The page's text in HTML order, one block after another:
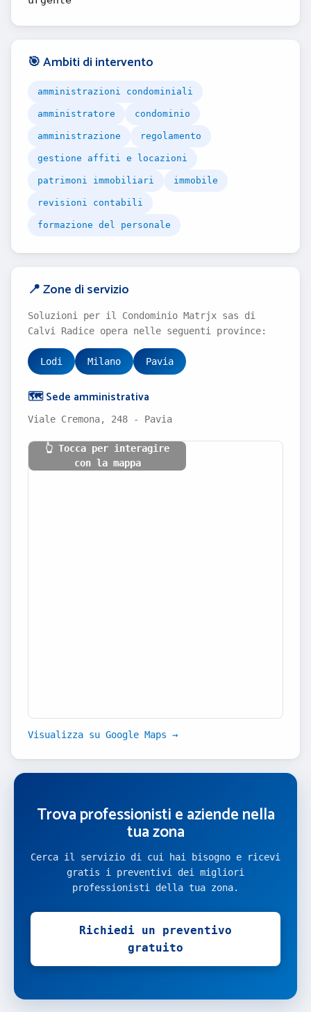
🎯 Ambiti di intervento
amministrazioni condominiali
amministratore condominio
amministrazione regolamento
gestione affiti e locazioni
patrimoni immobiliari immobile
revisioni contabili
formazione del personale
📍 Zone di servizio
Soluzioni per il Condominio Matrjx sas di
Calvi Radice opera nelle seguenti province:
Lodi Milano Pavia
🗺️ Sede amministrativa
Viale Cremona, 248 - Pavia
👆 Tocca per interagire
con la mappa
Visualizza su Google Maps →
Trova professionisti e aziende nella
tua zona
Cerca il servizio di cui hai bisogno e ricevi
gratis i preventivi dei migliori
professionisti della tua zona.
Richiedi un preventivo
gratuito